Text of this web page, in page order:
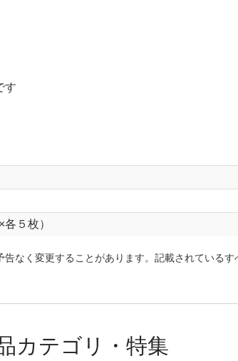
す
５枚）
なく変更することがあります。記載されている
カテゴリ・特集